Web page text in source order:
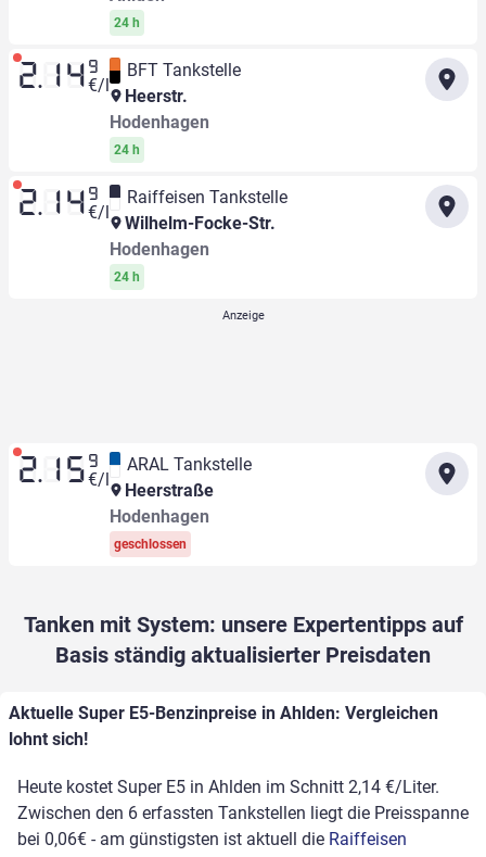
24 h
2.14 9
€/l
BFT Tankstelle
Heerstr.
Hodenhagen
24 h
2.14 9
€/l
Raiffeisen Tankstelle
Wilhelm-Focke-Str.
Hodenhagen
24 h
2.15 9
€/l
ARAL Tankstelle
Heerstraße
Hodenhagen
geschlossen
Tanken mit System: unsere Expertentipps auf
Basis ständig aktualisierter Preisdaten
Aktuelle Super E5-Benzinpreise in Ahlden: Vergleichen
lohnt sich!
Heute kostet Super E5 in Ahlden im Schnitt 2,14 €/Liter.
Zwischen den 6 erfassten Tankstellen liegt die Preisspanne
bei 0,06€ - am günstigsten ist aktuell die Raiffeisen